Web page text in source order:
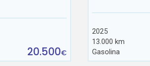
20.500€
2025
13.000 km
Gasolina